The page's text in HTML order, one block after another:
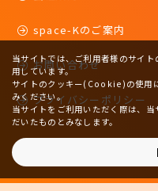
space-Kのご案内
お問い合わせ
プライバシーポリシー
当サイトでは、ご利用者様のサイ
用しています。
サイトのクッキー(Cookie)の使用に
みください。
当サイトをご利用いただく際は、
だいたものとみなします。